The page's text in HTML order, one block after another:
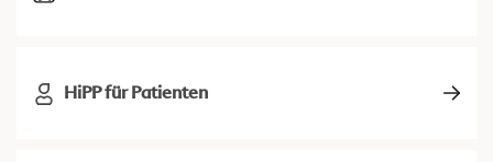
HiPP für Patienten